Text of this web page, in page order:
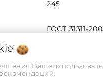
245
ГОСТ 31311-
Вашего